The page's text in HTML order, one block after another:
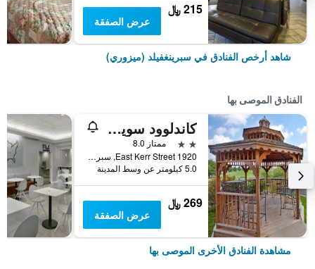
215 ﷼
عرض الصفقة
شاهد أرخص الفنادق في سبرينغفيلد (ميزوري)
الفنادق الموصى بها
كاندلوود سويتس سبرينجفيلد باي آيتش جي
2 نجمتين
ممتاز 8.0
1920 East Kerr Street, سبرينغفيلد (ميزوري), MO, الولايات المتحدة الأميريكية
5.0 كيلومتر عن وسط المدينة
269 ﷼
عرض الصفقة
مشاهدة الفنادق الأخرى الموصى بها